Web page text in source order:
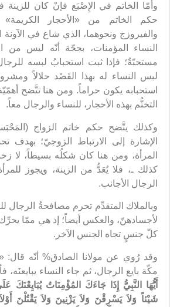
وأمّا الخاتم في الإِصْبَع فإنْ كان
حكم الخاتم من «الأحجار الكريمة»
والفيروزج ونحوهما، الذي شاع في
النساء المؤمنات، بحجّة أنّه ليس من
مستحبّةٌ؛ فإذا ثبت استحبابُ لبسه
لبس النساء له بهذا القَصْد حلالاً
استحبابه يكون حراماً. ومن هنا تتَّضح
التختُّم بهذه الأحجار، للنساء والرجال معاً.
وكذلك يتَّضح حكم خاتم الزواج
الإشارة إلى الارتباط الزوجيّ؛ بهدف
المرأة، ومن هنا كان شكلُه بسيطاً، لا
كذلك ـ، فلا يُعَدُّ من الزينة، ويجوز
الرجال الأجانب.
وبالملاك المتقدِّم تحرم مصافحةُ الرجال
لأجسادهنّ، والعكس أيضاً؛ إذ هي ممّا
كلّ جنسٍ تجاه الجنس الآخر.
وقد رُوي عن مولانا الصادق% أنّه قال:
مكّة بايع الرجال، ثم جاء النساء
أَيُّهَا النَّبِيُّ إِذَا جَاءَكَ المُؤْمِنَاتُ يُبَايِعْنَكَ
شَيْئاً وَلاَ يَسْرِقْنَ وَلاَ يَزْنِينَ وَلاَ يَقْتُلْنَ